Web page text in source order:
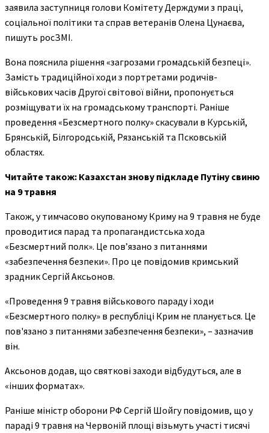
заявила заступниця голови Комітету Держдуми з праці,
соціальної політики та справ ветеранів Олена Цунаєва,
пишуть росЗМІ.
Вона пояснила рішення «загрозами громадській безпеці».
Замість традиційної ходи з портретами родичів-
військових часів Другої світової війни, пропонується
розміщувати їх на громадському транспорті. Раніше
проведення «Безсмертного полку» скасували в Курській,
Брянській, Білгородській, Рязанській та Псковській
областях.
Читайте також: Казахстан знову підкладе Путіну свиню
на 9 травня
Також, у тимчасово окупованому Криму на 9 травня не буде
проводитися парад та пропагандистська хода
«Безсмертний полк». Це пов’язано з питаннями
«забезпечення безпеки». Про це повідомив кримський
зрадник Сергій Аксьонов.
«Проведення 9 травня військового параду і ходи
«Безсмертного полку» в республіці Крим не планується. Це
пов'язано з питаннями забезпечення безпеки», – зазначив
він.
Аксьонов додав, що святкові заходи відбудуться, але в
«інших форматах».
Раніше міністр оборони РФ Сергій Шойгу повідомив, що у
параді 9 травня на Червоній площі візьмуть участі тисячі